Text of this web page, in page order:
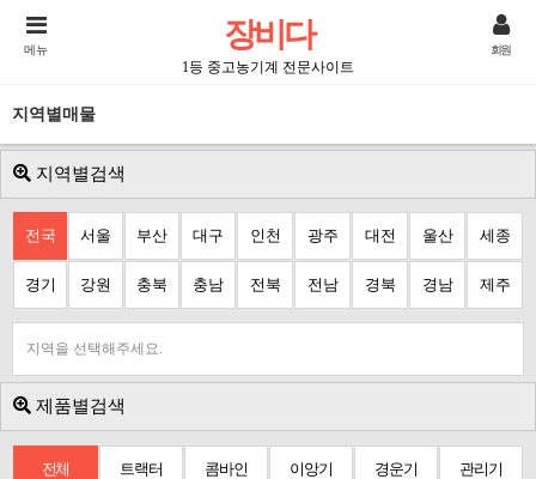
장비다
1등 중고농기계 전문사이트
메뉴 회원
지역별매물
지역별검색
전국 서울 부산 대구 인천 광주 대전 울산 세종
경기 강원 충북 충남 전북 전남 경북 경남 제주
지역을 선택해주세요.
제품별검색
전체 트랙터 콤바인 이앙기 경운기 관리기